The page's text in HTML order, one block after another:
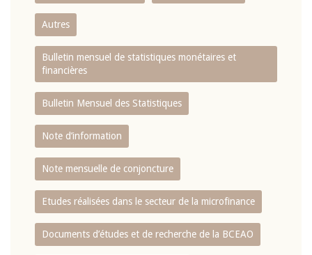
Autres
Bulletin mensuel de statistiques monétaires et
financières
Bulletin Mensuel des Statistiques
Note d’information
Note mensuelle de conjoncture
Etudes réalisées dans le secteur de la microfinance
Documents d’études et de recherche de la BCEAO